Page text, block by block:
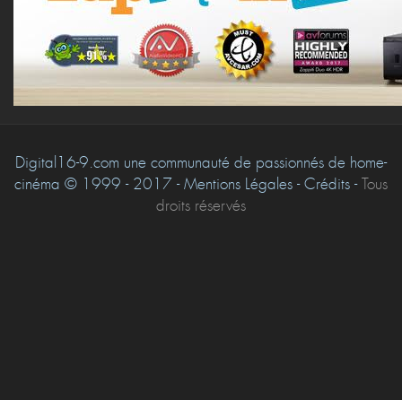
Digital16-9.com une communauté de passionnés de home-
cinéma © 1999 - 2017 - Mentions Légales - Crédits -Tous
droits réservés